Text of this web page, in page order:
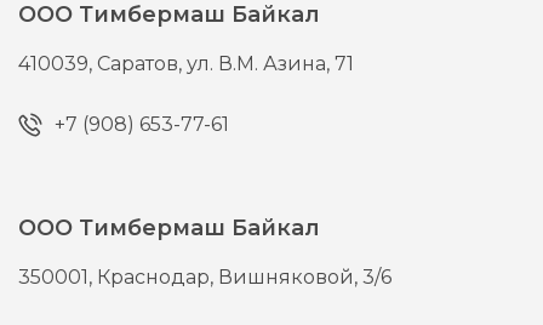
ООО Тимбермаш Байкал
410039, Саратов,ул. В.М. Азина, 71
+7 (908) 653-77-61
ООО Тимбермаш Байкал
350001, Краснодар, Вишняковой, 3/6